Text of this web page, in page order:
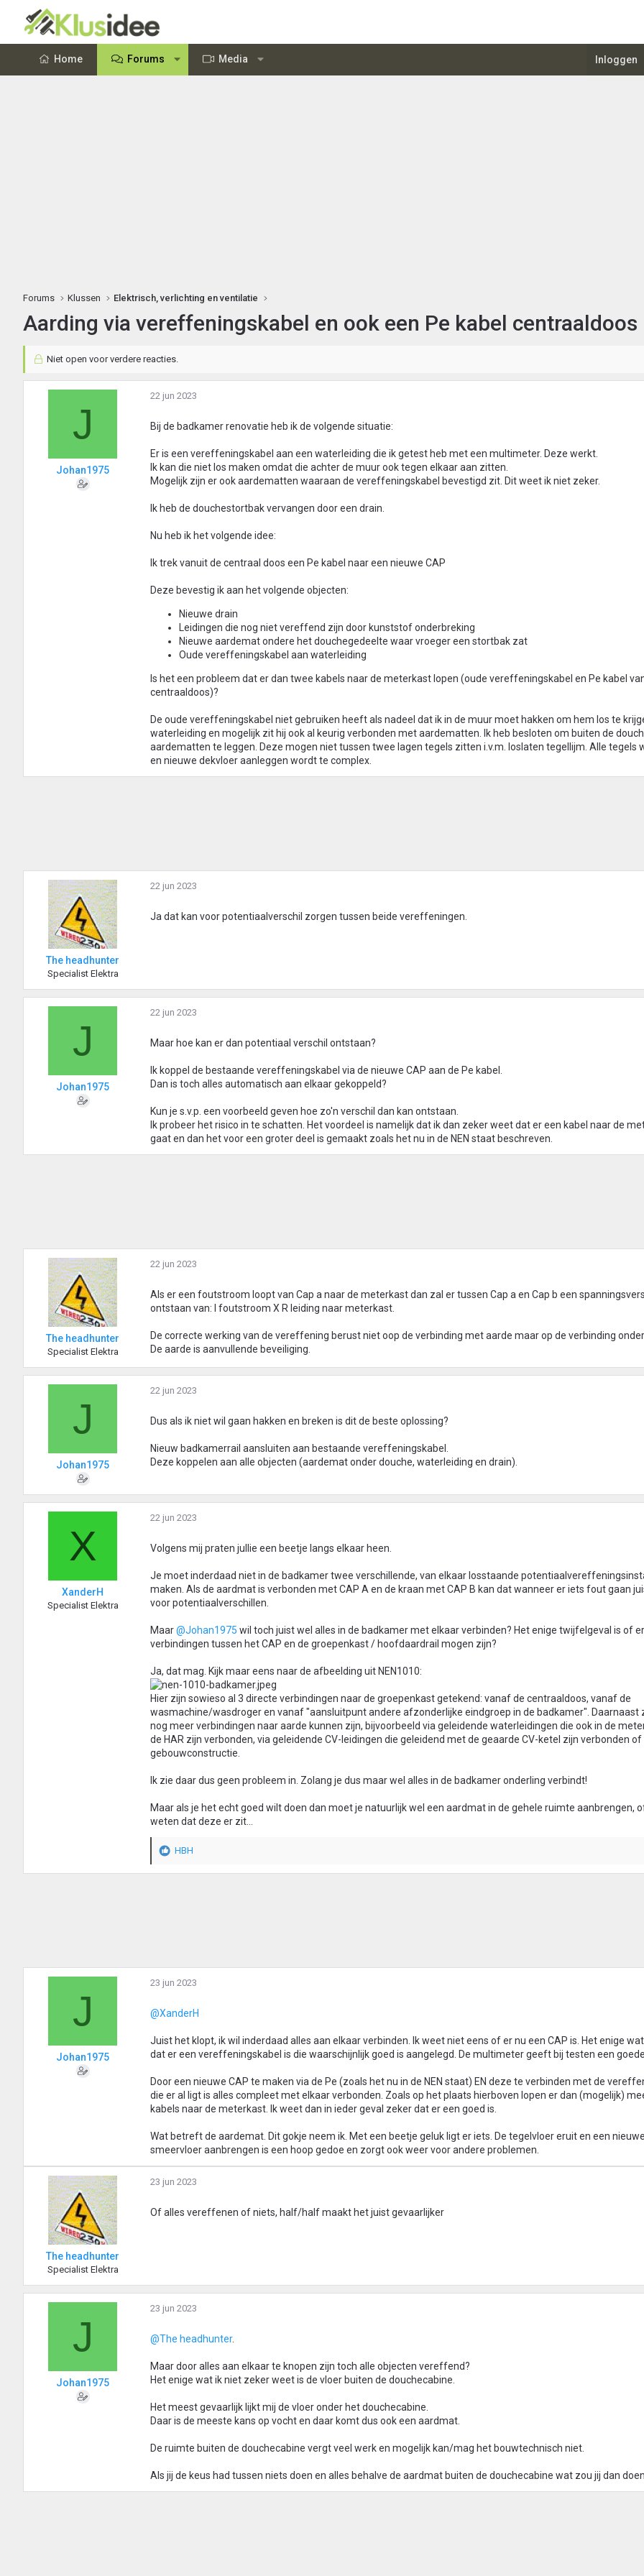
Home Forums Media Inloggen
Forums Klussen Elektrisch, verlichting en ventilatie
Aarding via vereffeningskabel en ook een Pe kabel centraaldoos
Niet open voor verdere reacties.
J
Johan1975
22 jun 2023
Bij de badkamer renovatie heb ik de volgende situatie:
Er is een vereffeningskabel aan een waterleiding die ik getest heb met een multimeter. Deze werkt.
Ik kan die niet los maken omdat die achter de muur ook tegen elkaar aan zitten.
Mogelijk zijn er ook aardematten waaraan de vereffeningskabel bevestigd zit. Dit weet ik niet zeker.
Ik heb de douchestortbak vervangen door een drain.
Nu heb ik het volgende idee:
Ik trek vanuit de centraal doos een Pe kabel naar een nieuwe CAP
Deze bevestig ik aan het volgende objecten:
Nieuwe drain
Leidingen die nog niet vereffend zijn door kunststof onderbreking
Nieuwe aardemat ondere het douchegedeelte waar vroeger een stortbak zat
Oude vereffeningskabel aan waterleiding
Is het een probleem dat er dan twee kabels naar de meterkast lopen (oude vereffeningskabel en Pe kabel
centraaldoos)?
De oude vereffeningskabel niet gebruiken heeft als nadeel dat ik in de muur moet hakken om hem los te
waterleiding en mogelijk zit hij ook al keurig verbonden met aardematten. Ik heb besloten om buiten de
aardematten te leggen. Deze mogen niet tussen twee lagen tegels zitten i.v.m. loslaten tegellijm. Alle tegels
en nieuwe dekvloer aanleggen wordt te complex.
The headhunter
Specialist Elektra
22 jun 2023
Ja dat kan voor potentiaalverschil zorgen tussen beide vereffeningen.
J
Johan1975
22 jun 2023
Maar hoe kan er dan potentiaal verschil ontstaan?
Ik koppel de bestaande vereffeningskabel via de nieuwe CAP aan de Pe kabel.
Dan is toch alles automatisch aan elkaar gekoppeld?
Kun je s.v.p. een voorbeeld geven hoe zo'n verschil dan kan ontstaan.
Ik probeer het risico in te schatten. Het voordeel is namelijk dat ik dan zeker weet dat er een kabel naar de
gaat en dan het voor een groter deel is gemaakt zoals het nu in de NEN staat beschreven.
The headhunter
Specialist Elektra
22 jun 2023
Als er een foutstroom loopt van Cap a naar de meterkast dan zal er tussen Cap a en Cap b een
ontstaan van: I foutstroom X R leiding naar meterkast.
De correcte werking van de vereffening berust niet oop de verbinding met aarde maar op de verbinding
De aarde is aanvullende beveiliging.
J
Johan1975
22 jun 2023
Dus als ik niet wil gaan hakken en breken is dit de beste oplossing?
Nieuw badkamerrail aansluiten aan bestaande vereffeningskabel.
Deze koppelen aan alle objecten (aardemat onder douche, waterleiding en drain).
X
XanderH
Specialist Elektra
22 jun 2023
Volgens mij praten jullie een beetje langs elkaar heen.
Je moet inderdaad niet in de badkamer twee verschillende, van elkaar losstaande
maken. Als de aardmat is verbonden met CAP A en de kraan met CAP B kan dat wanneer er iets fout gaan
voor potentiaalverschillen.
Maar@Johan1975 wil toch juist wel alles in de badkamer met elkaar verbinden? Het enige twijfelgeval is of
verbindingen tussen het CAP en de groepenkast / hoofdaardrail mogen zijn?
Ja, dat mag. Kijk maar eens naar de afbeelding uit NEN1010:
Hier zijn sowieso al 3 directe verbindingen naar de groepenkast getekend: vanaf de centraaldoos, vanaf de
wasmachine/wasdroger en vanaf "aansluitpunt andere afzonderlijke eindgroep in de badkamer". Daarnaast
nog meer verbindingen naar aarde kunnen zijn, bijvoorbeeld via geleidende waterleidingen die ook in de
de HAR zijn verbonden, via geleidende CV-leidingen die geleidend met de geaarde CV-ketel zijn verbonden of
gebouwconstructie.
Ik zie daar dus geen probleem in. Zolang je dus maar wel alles in de badkamer onderling verbindt!
Maar als je het echt goed wilt doen dan moet je natuurlijk wel een aardmat in de gehele ruimte aanbrengen,
weten dat deze er zit...
W
e
:
HBH
J
Johan1975
23 jun 2023
@XanderH
Juist het klopt, ik wil inderdaad alles aan elkaar verbinden. Ik weet niet eens of er nu een CAP is. Het enige
dat er een vereffeningskabel is die waarschijnlijk goed is aangelegd. De multimeter geeft bij testen een
Door een nieuwe CAP te maken via de Pe (zoals het nu in de NEN staat) EN deze te verbinden met de
die er al ligt is alles compleet met elkaar verbonden. Zoals op het plaats hierboven lopen er dan (mogelijk)
kabels naar de meterkast. Ik weet dan in ieder geval zeker dat er een goed is.
Wat betreft de aardemat. Dit gokje neem ik. Met een beetje geluk ligt er iets. De tegelvloer eruit en een nieuwe
smeervloer aanbrengen is een hoop gedoe en zorgt ook weer voor andere problemen.
The headhunter
Specialist Elektra
23 jun 2023
Of alles vereffenen of niets, half/half maakt het juist gevaarlijker
J
Johan1975
23 jun 2023
@The headhunter.
Maar door alles aan elkaar te knopen zijn toch alle objecten vereffend?
Het enige wat ik niet zeker weet is de vloer buiten de douchecabine.
Het meest gevaarlijk lijkt mij de vloer onder het douchecabine.
Daar is de meeste kans op vocht en daar komt dus ook een aardmat.
De ruimte buiten de douchecabine vergt veel werk en mogelijk kan/mag het bouwtechnisch niet.
Als jij de keus had tussen niets doen en alles behalve de aardmat buiten de douchecabine wat zou jij dan